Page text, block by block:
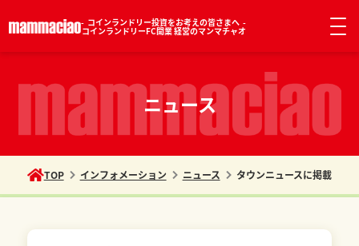
コインランドリー投資をお考えの皆さまへ
コインランドリーFC開業 経営のマンマチャオ
ニュース
TOP インフォメーション ニュース タウンニュースに掲載され